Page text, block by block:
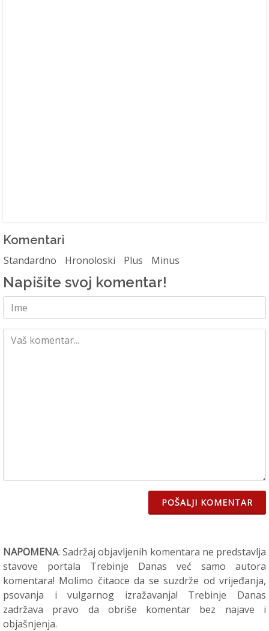
Komentari
Standardno Hronoloski Plus Minus
Napišite svoj komentar!
POŠALJI KOMENTAR
NAPOMENA: Sadržaj objavljenih komentara ne predstavlja
stavove portala Trebinje Danas već samo autora
komentara! Molimo čitaoce da se suzdrže od vrijeđanja,
psovanja i vulgarnog izražavanja! Trebinje Danas
zadržava pravo da obriše komentar bez najave i
objašnjenja.